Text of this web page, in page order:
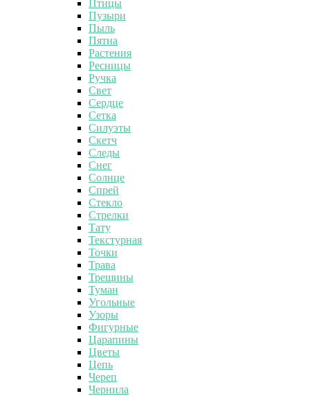
Птицы
Пузыри
Пыль
Пятна
Растения
Ресницы
Ручка
Свет
Сердце
Сетка
Силуэты
Скетч
Следы
Снег
Солнце
Спрей
Стекло
Стрелки
Тату
Текстурная
Точки
Трава
Трещины
Туман
Угольные
Узоры
Фигурные
Царапины
Цветы
Цепь
Череп
Чернила